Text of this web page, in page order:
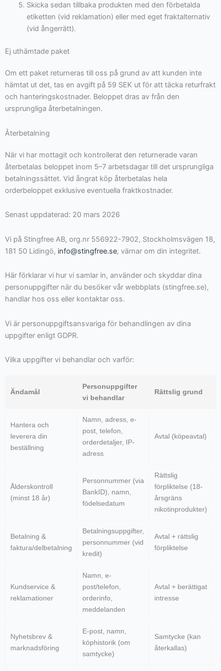
Skicka sedan tillbaka produkten med den förbetalda
etiketten (vid reklamation) eller med eget fraktalternativ
(vid ångerrätt).
Ej uthämtade paket
Om ett paket returneras till oss på grund av att kunden inte
hämtat ut det, tas en avgift på 59 SEK ut för att täcka returfrakt
och hanteringskostnader. Beloppet dras av från den
ursprungliga återbetalningen.
Återbetalning
När vi har mottagit och kontrollerat den returnerade varan
återbetalas beloppet inom 5–7 arbetsdagar till det ursprungliga
betalningssättet. Vid ångrat köp återbetalas hela
orderbeloppet exklusive eventuella fraktkostnader.
Senast uppdaterad: 20 mars 2026
Vi på Stingfree AB, org.nr 556922-7902, Stockholmsvägen 18,
181 50 Lidingö, info@stingfree.se, värnar om din integritet.
Här förklarar vi hur vi samlar in, använder och skyddar dina
personuppgifter när du besöker vår webbplats (stingfree.se),
handlar hos oss eller kontaktar oss.
Vi är personuppgiftsansvariga för behandlingen av dina
uppgifter enligt GDPR.
Vilka uppgifter vi behandlar och varför:
Ändamål
Personuppgifter
vi behandlar
Rättslig grund
Hantera och
leverera din
beställning
Namn, adress, e-
post, telefon,
orderdetaljer, IP-
adress
Avtal (köpeavtal)
Ålderskontroll
(minst 18 år)
Personnummer (via
BankID), namn,
födelsedatum
Rättslig
förpliktelse (18-
årsgräns
nikotinprodukter)
Betalning &
faktura/delbetalning
Betalningsuppgifter,
personnummer (vid
kredit)
Avtal + rättslig
förpliktelse
Kundservice &
reklamationer
Namn, e-
post/telefon,
orderinfo,
meddelanden
Avtal + berättigat
intresse
Nyhetsbrev &
marknadsföring
E-post, namn,
köphistorik (om
samtycke)
Samtycke (kan
återkallas)